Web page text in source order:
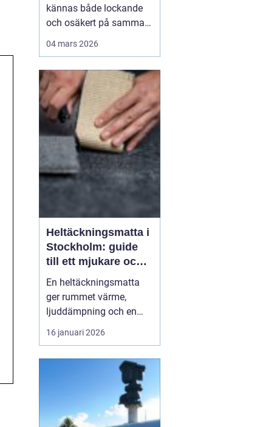
kännas både lockande
och osäkert på samma
eller smycken från ett
dödsbo som ingen
använder. Värdet kan
vara allt från några
hundralappar till
tiotusentals kronor. ...
04 mars 2026
Heltäckningsmatta i
Stockholm: guide
till ett mjukare och
tystare hem
En heltäckningsmatta
ger rummet värme,
ljuddämpning och en
ombonad känsla som få
andra golv gör. I
bor i lägenhet med
lyhörda golv och hårda
ytskikt, har intresset fö...
16 januari 2026